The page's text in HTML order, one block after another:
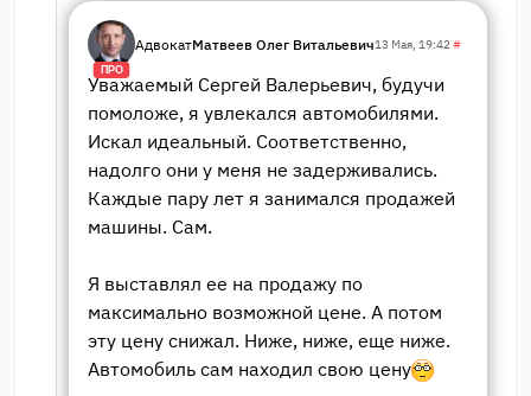
ПРО
АдвокатМатвеев Олег Витальевич13 Мая, 19:42#
Уважаемый Сергей Валерьевич, будучи
помоложе, я увлекался автомобилями.
Искал идеальный. Соответственно,
надолго они у меня не задерживались.
Каждые пару лет я занимался продажей
машины. Сам.
Я выставлял ее на продажу по
максимально возможной цене. А потом
эту цену снижал. Ниже, ниже, еще ниже.
Автомобиль сам находил свою цену